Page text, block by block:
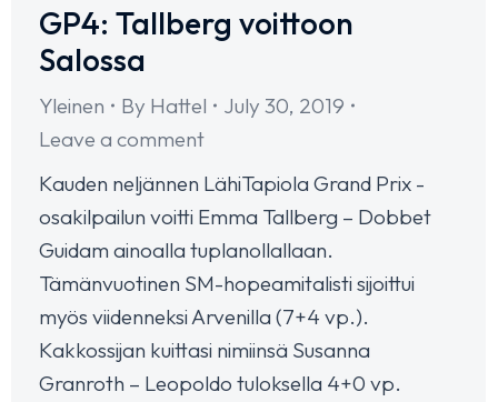
GP4: Tallberg voittoon
Salossa
Yleinen By Hattel
July 30, 2019
Leave a comment
Kauden neljännen LähiTapiola Grand Prix -
osakilpailun voitti Emma Tallberg – Dobbet
Guidam ainoalla tuplanollallaan.
Tämänvuotinen SM-hopeamitalisti sijoittui
myös viidenneksi Arvenilla (7+4 vp.).
Kakkossijan kuittasi nimiinsä Susanna
Granroth – Leopoldo tuloksella 4+0 vp.